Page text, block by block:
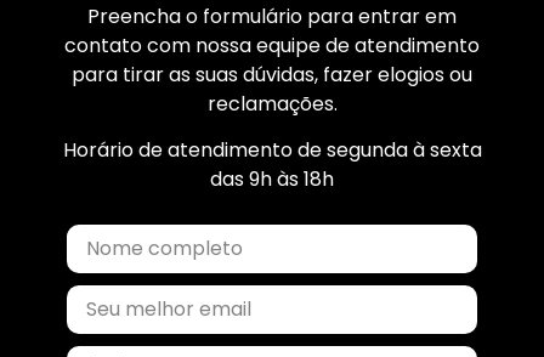
Preencha o formulário para entrar em
contato com nossa equipe de atendimento
para tirar as suas dúvidas, fazer elogios ou
reclamações.
Horário de atendimento de segunda à sexta
das 9h às 18h